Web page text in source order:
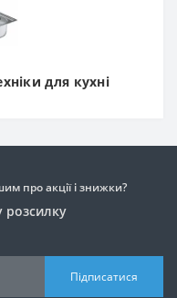
для кухні
про акції і знижки?
розсилку
Підписатися